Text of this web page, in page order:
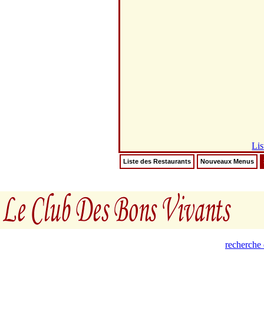
Liste des Restaurants Nouveaux Menus
recherche